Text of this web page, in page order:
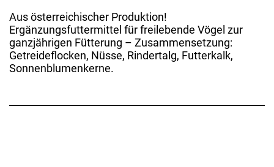
Aus österreichischer Produktion!
Ergänzungsfuttermittel für freilebende Vögel zur
ganzjährigen Fütterung – Zusammensetzung:
Getreideflocken, Nüsse, Rindertalg, Futterkalk,
Sonnenblumenkerne.